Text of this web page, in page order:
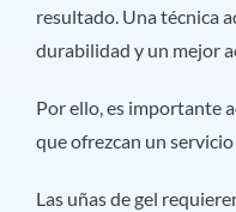
resultado. Una técnica
durabilidad y un mejor
Por ello, es importante
que ofrezcan un
Las uñas de gel